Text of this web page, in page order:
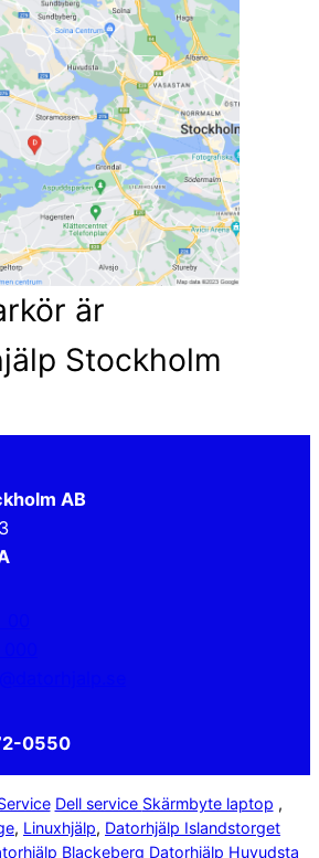
är
Stockholm
AB
0550
Dell service Skärmbyte laptop ,
, Linuxhjälp, Datorhjälp Islandstorget
Blackeberg Datorhjälp Huvudsta